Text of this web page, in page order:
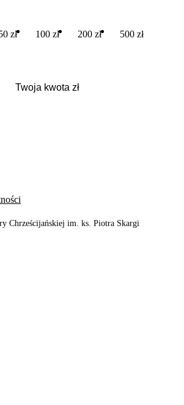
zł 100 zł 200 zł 500 zł
Chrześcijańskiej im. ks. Piotra Skargi